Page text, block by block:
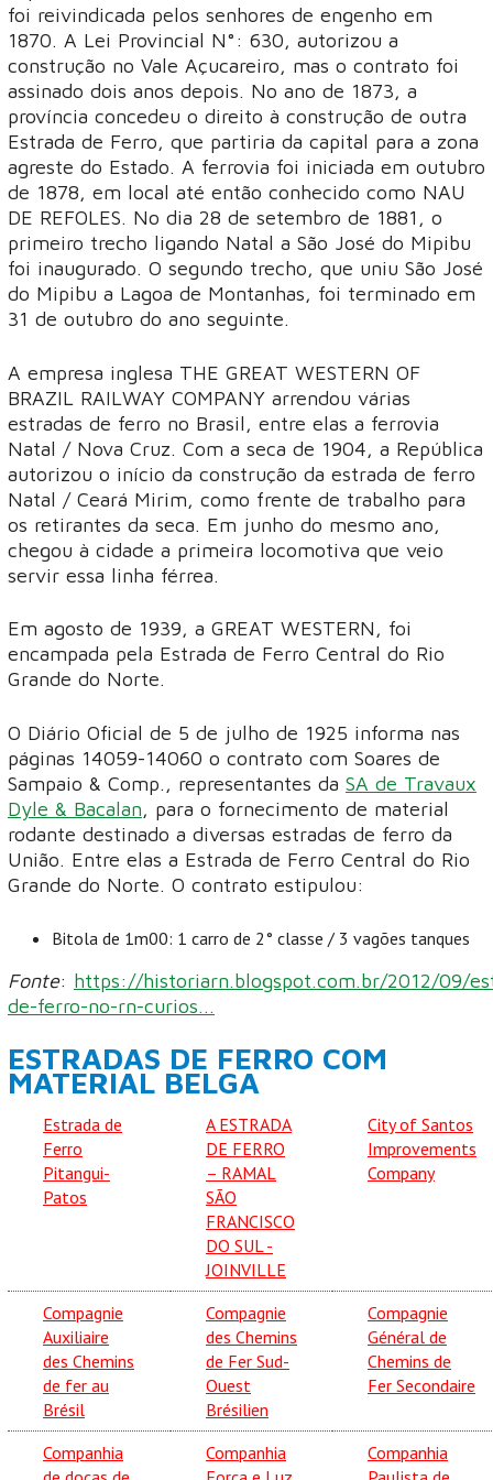
foi reivindicada pelos senhores de engenho em
1870. A Lei Provincial N°: 630, autorizou a
construção no Vale Açucareiro, mas o contrato foi
assinado dois anos depois. No ano de 1873, a
província concedeu o direito à construção de outra
Estrada de Ferro, que partiria da capital para a zona
agreste do Estado. A ferrovia foi iniciada em outubro
de 1878, em local até então conhecido como NAU
DE REFOLES. No dia 28 de setembro de 1881, o
primeiro trecho ligando Natal a São José do Mipibu
foi inaugurado. O segundo trecho, que uniu São José
do Mipibu a Lagoa de Montanhas, foi terminado em
31 de outubro do ano seguinte.
A empresa inglesa THE GREAT WESTERN OF
BRAZIL RAILWAY COMPANY arrendou várias
estradas de ferro no Brasil, entre elas a ferrovia
Natal / Nova Cruz. Com a seca de 1904, a República
autorizou o início da construção da estrada de ferro
Natal / Ceará Mirim, como frente de trabalho para
os retirantes da seca. Em junho do mesmo ano,
chegou à cidade a primeira locomotiva que veio
servir essa linha férrea.
Em agosto de 1939, a GREAT WESTERN, foi
encampada pela Estrada de Ferro Central do Rio
Grande do Norte.
O Diário Oficial de 5 de julho de 1925 informa nas
páginas 14059-14060 o contrato com Soares de
Sampaio & Comp., representantes da SA de Travaux
Dyle & Bacalan, para o fornecimento de material
rodante destinado a diversas estradas de ferro da
União. Entre elas a Estrada de Ferro Central do Rio
Grande do Norte. O contrato estipulou:
Bitola de 1m00: 1 carro de 2° classe / 3 vagões tanques
Fonte: https://historiarn.blogspot.com.br/2012/09/
de-ferro-no-rn-curios...
ESTRADAS DE FERRO COM
MATERIAL BELGA
Estrada de
Ferro
Pitangui-
Patos
A ESTRADA
DE FERRO
– RAMAL
SÃO
FRANCISCO
DO SUL -
JOINVILLE
City of Santos
Improvements
Company
Compagnie
Auxiliaire
des Chemins
de fer au
Brésil
Compagnie
des Chemins
de Fer Sud-
Ouest
Brésilien
Compagnie
Général de
Chemins de
Fer Secondaire
Companhia
Companhia
Companhia